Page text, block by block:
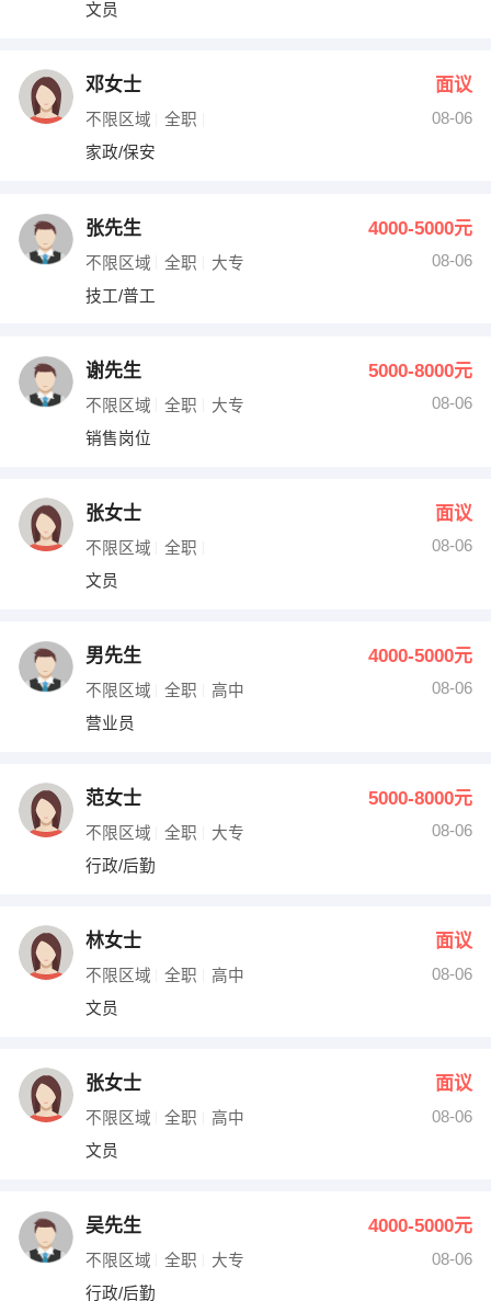
文员
邓女士 面议
不限区域 全职
08-06
家政/保安
张先生 4000-5000元
不限区域 全职 大专
08-06
技工/普工
谢先生 5000-8000元
不限区域 全职 大专
08-06
销售岗位
张女士 面议
不限区域 全职
08-06
文员
男先生 4000-5000元
不限区域 全职 高中
08-06
营业员
范女士 5000-8000元
不限区域 全职 大专
08-06
行政/后勤
林女士 面议
不限区域 全职 高中
08-06
文员
张女士 面议
不限区域 全职 高中
08-06
文员
吴先生 4000-5000元
不限区域 全职 大专
08-06
行政/后勤